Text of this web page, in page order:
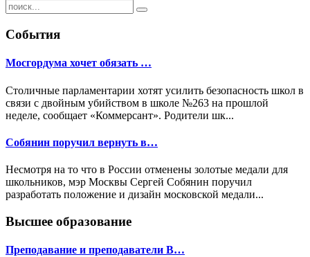
События
Мосгордума хочет обязать …
Столичные парламентарии хотят усилить безопасность школ в
связи с двойным убийством в школе №263 на прошлой
неделе, сообщает «Коммерсант». Родители шк...
Собянин поручил вернуть в…
Несмотря на то что в России отменены золотые медали для
школьников, мэр Москвы Сергей Собянин поручил
разработать положение и дизайн московской медали...
Высшее образование
Преподавание и преподаватели В…